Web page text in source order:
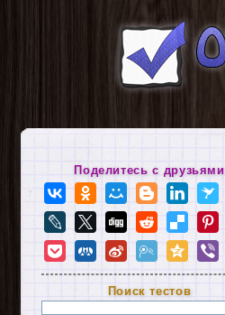
Поделитесь с друзьями
Поиск тестов